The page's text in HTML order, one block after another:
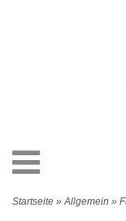
Startseite » Allgemein »